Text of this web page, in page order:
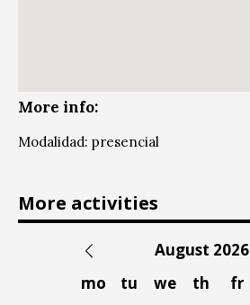
More info:
Modalidad: presencial
More activities
August 2026
mo
tu we th fr